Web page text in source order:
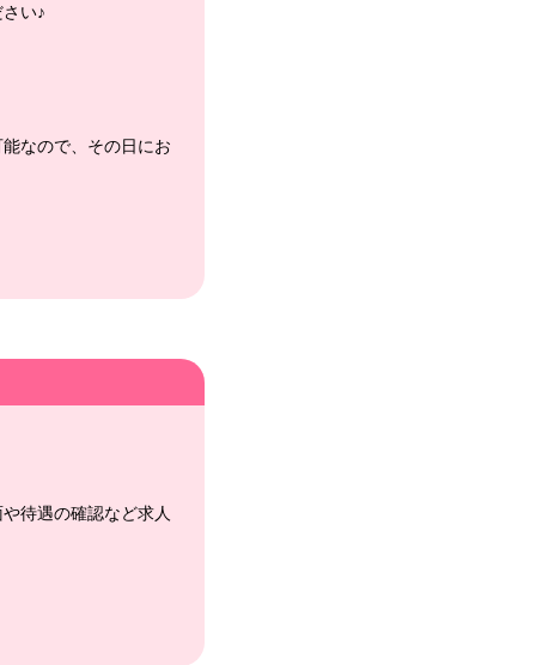
い♪
なので、その日にお
待遇の確認など求人